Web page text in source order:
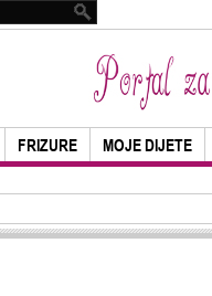
FRIZURE MOJE DIJETE